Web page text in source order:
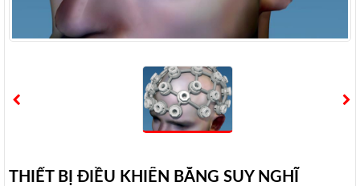
THIẾT BỊ ĐIỀU KHIỂN BẰNG SUY NGHĨ